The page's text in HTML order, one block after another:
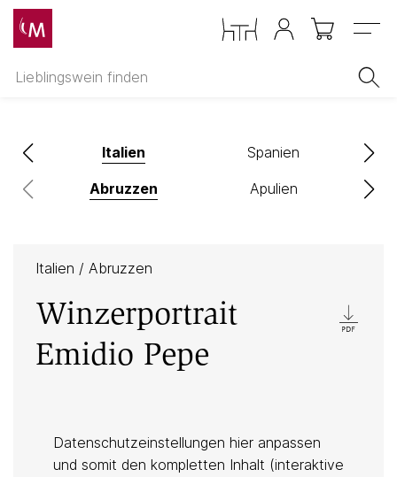
Menu
Italien Spanien
Abruzzen Apulien
Italien / Abruzzen
Winzerportrait
Emidio Pepe
Datenschutzeinstellungen hier anpassen
und somit den kompletten Inhalt (interaktive